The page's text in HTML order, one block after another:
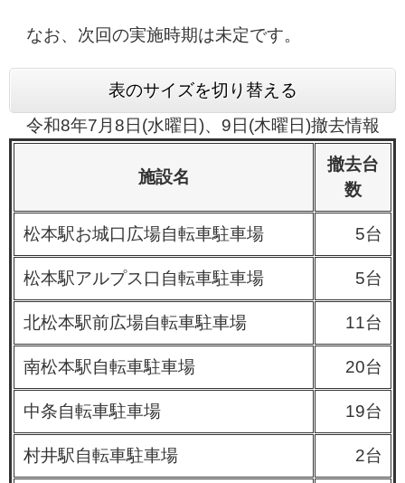
なお、次回の実施時期は未定です。
表のサイズを切り替える
令和8年7月8日(水曜日)、9日(木曜日)撤去情報
施設名
撤去台
数
松本駅お城口広場自転車駐車場 5台
松本駅アルプス口自転車駐車場 5台
北松本駅前広場自転車駐車場 11台
南松本駅自転車駐車場 20台
中条自転車駐車場 19台
村井駅自転車駐車場 2台